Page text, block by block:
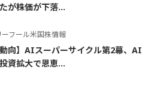
が株価が下落...
ーフール米国株情報
動向】AIスーパーサイクル第2幕、AI
資拡大で恩恵...